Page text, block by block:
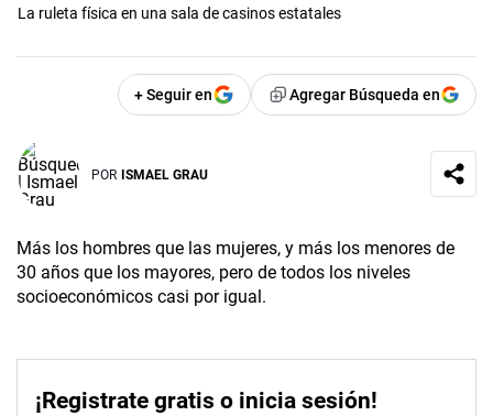
La ruleta física en una sala de casinos estatales
+ Seguir en Agregar Búsqueda en
POR ISMAEL GRAU
Más los hombres que las mujeres, y más los menores de
30 años que los mayores, pero de todos los niveles
socioeconómicos casi por igual.
¡Registrate gratis o inicia sesión!